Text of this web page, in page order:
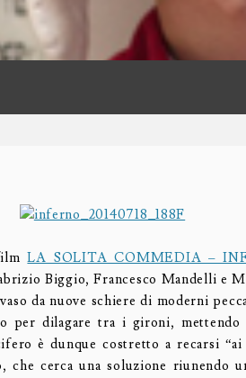
LA SOLITA COMMEDIA –
Biggio, Francesco Mandelli e
da nuove schiere di moderni
per dilagare tra i gironi,
è dunque costretto a recarsi
che cerca una soluzione riunendo